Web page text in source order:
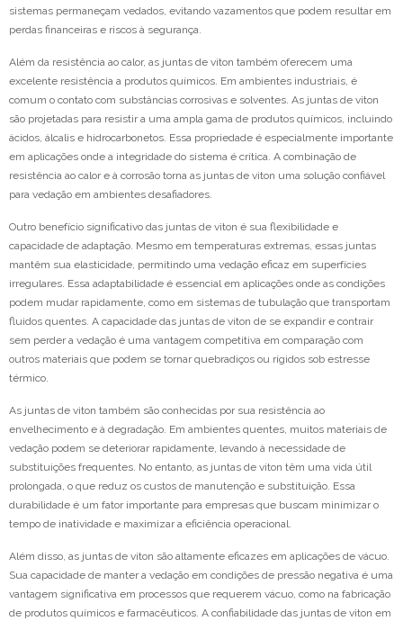
sistemas permaneçam vedados, evitando vazamentos que podem resultar em
perdas financeiras e riscos à segurança.
Além da resistência ao calor, as juntas de viton também oferecem uma
excelente resistência a produtos químicos. Em ambientes industriais, é
comum o contato com substâncias corrosivas e solventes. As juntas de viton
são projetadas para resistir a uma ampla gama de produtos químicos, incluindo
ácidos, álcalis e hidrocarbonetos. Essa propriedade é especialmente importante
em aplicações onde a integridade do sistema é crítica. A combinação de
resistência ao calor e à corrosão torna as juntas de viton uma solução confiável
para vedação em ambientes desafiadores.
Outro benefício significativo das juntas de viton é sua flexibilidade e
capacidade de adaptação. Mesmo em temperaturas extremas, essas juntas
mantêm sua elasticidade, permitindo uma vedação eficaz em superfícies
irregulares. Essa adaptabilidade é essencial em aplicações onde as condições
podem mudar rapidamente, como em sistemas de tubulação que transportam
fluidos quentes. A capacidade das juntas de viton de se expandir e contrair
sem perder a vedação é uma vantagem competitiva em comparação com
outros materiais que podem se tornar quebradiços ou rígidos sob estresse
térmico.
As juntas de viton também são conhecidas por sua resistência ao
envelhecimento e à degradação. Em ambientes quentes, muitos materiais de
vedação podem se deteriorar rapidamente, levando à necessidade de
substituições frequentes. No entanto, as juntas de viton têm uma vida útil
prolongada, o que reduz os custos de manutenção e substituição. Essa
durabilidade é um fator importante para empresas que buscam minimizar o
tempo de inatividade e maximizar a eficiência operacional.
Além disso, as juntas de viton são altamente eficazes em aplicações de vácuo.
Sua capacidade de manter a vedação em condições de pressão negativa é uma
vantagem significativa em processos que requerem vácuo, como na fabricação
de produtos químicos e farmacêuticos. A confiabilidade das juntas de viton em